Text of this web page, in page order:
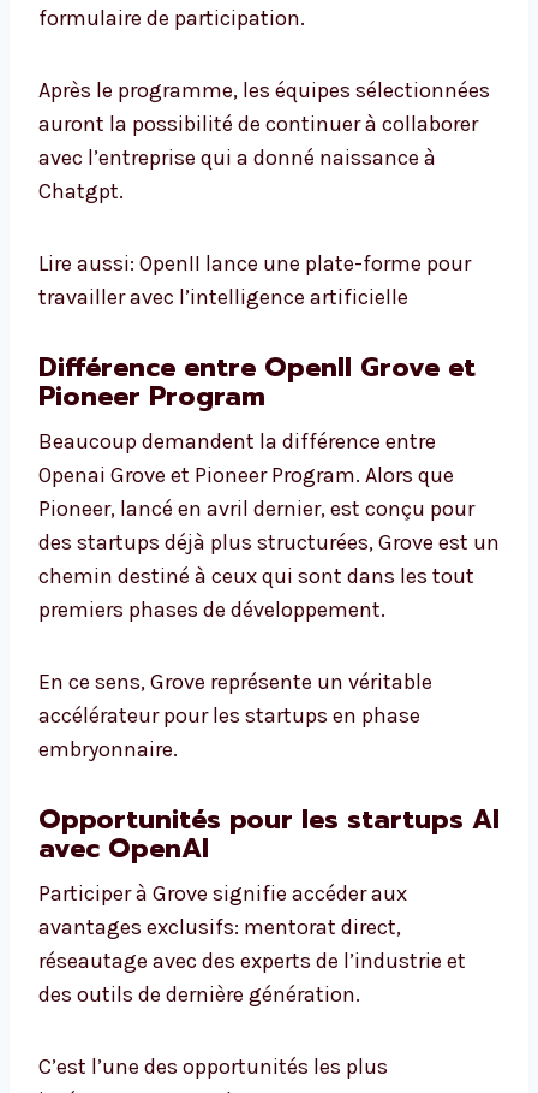
formulaire de participation.
Après le programme, les équipes sélectionnées
auront la possibilité de continuer à collaborer
avec l’entreprise qui a donné naissance à
Chatgpt.
Lire aussi: OpenII lance une plate-forme pour
travailler avec l’intelligence artificielle
Différence entre OpenII Grove et
Pioneer Program
Beaucoup demandent la différence entre
Openai Grove et Pioneer Program. Alors que
Pioneer, lancé en avril dernier, est conçu pour
des startups déjà plus structurées, Grove est un
chemin destiné à ceux qui sont dans les tout
premiers phases de développement.
En ce sens, Grove représente un véritable
accélérateur pour les startups en phase
embryonnaire.
Opportunités pour les startups AI
avec OpenAI
Participer à Grove signifie accéder aux
avantages exclusifs: mentorat direct,
réseautage avec des experts de l’industrie et
des outils de dernière génération.
C’est l’une des opportunités les plus